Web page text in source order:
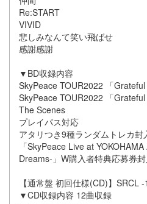
Re:START
VIVID
悲しみなんて笑い飛ばせ
感謝感謝
▼BD収録内容
SkyPeace TOUR2022 「
SkyPeace TOUR2022 「
The Scenes
プレイパス対応
アタリつき9種ランダムトレカ封
「SkyPeace Live at
Dreams-」W購入者特典応募券封
【通常盤 初回仕様(CD)】SRCL
▼CD収録内容 12曲収録